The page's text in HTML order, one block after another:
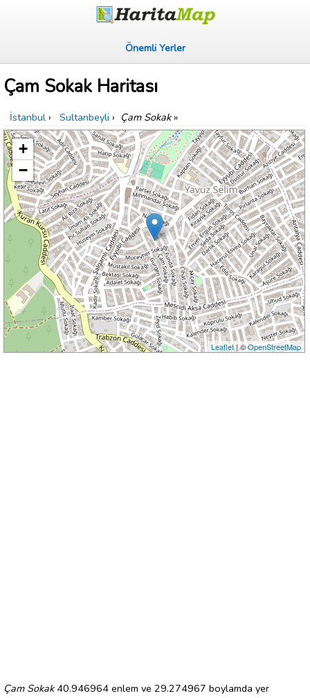
Önemli Yerler
Çam Sokak Haritası
İstanbul › Sultanbeyli › Çam Sokak»
+
−
Leaflet| ©OpenStreetMap
Çam Sokak40.946964 enlem ve 29.274967 boylamda yer